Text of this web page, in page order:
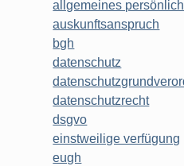
allgemeines
auskunftsanspruch
bgh
datenschutz
datenschutzrecht
dsgvo
einstweilige verfügung
eugh